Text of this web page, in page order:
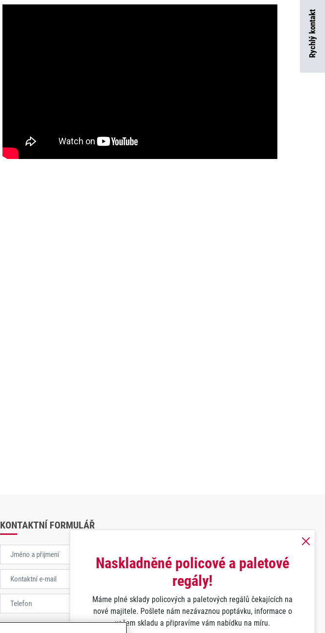
Rychlý kontakt
KONTAKTNÍ FORMULÁŘ
Naskladněné policové a paletové
regály!
Máme plné sklady policových a paletových regálů čekajících na
nové majitele. Pošlete nám nezávaznou poptávku, informace o
vašem skladu a připravíme vám nabídku na míru.